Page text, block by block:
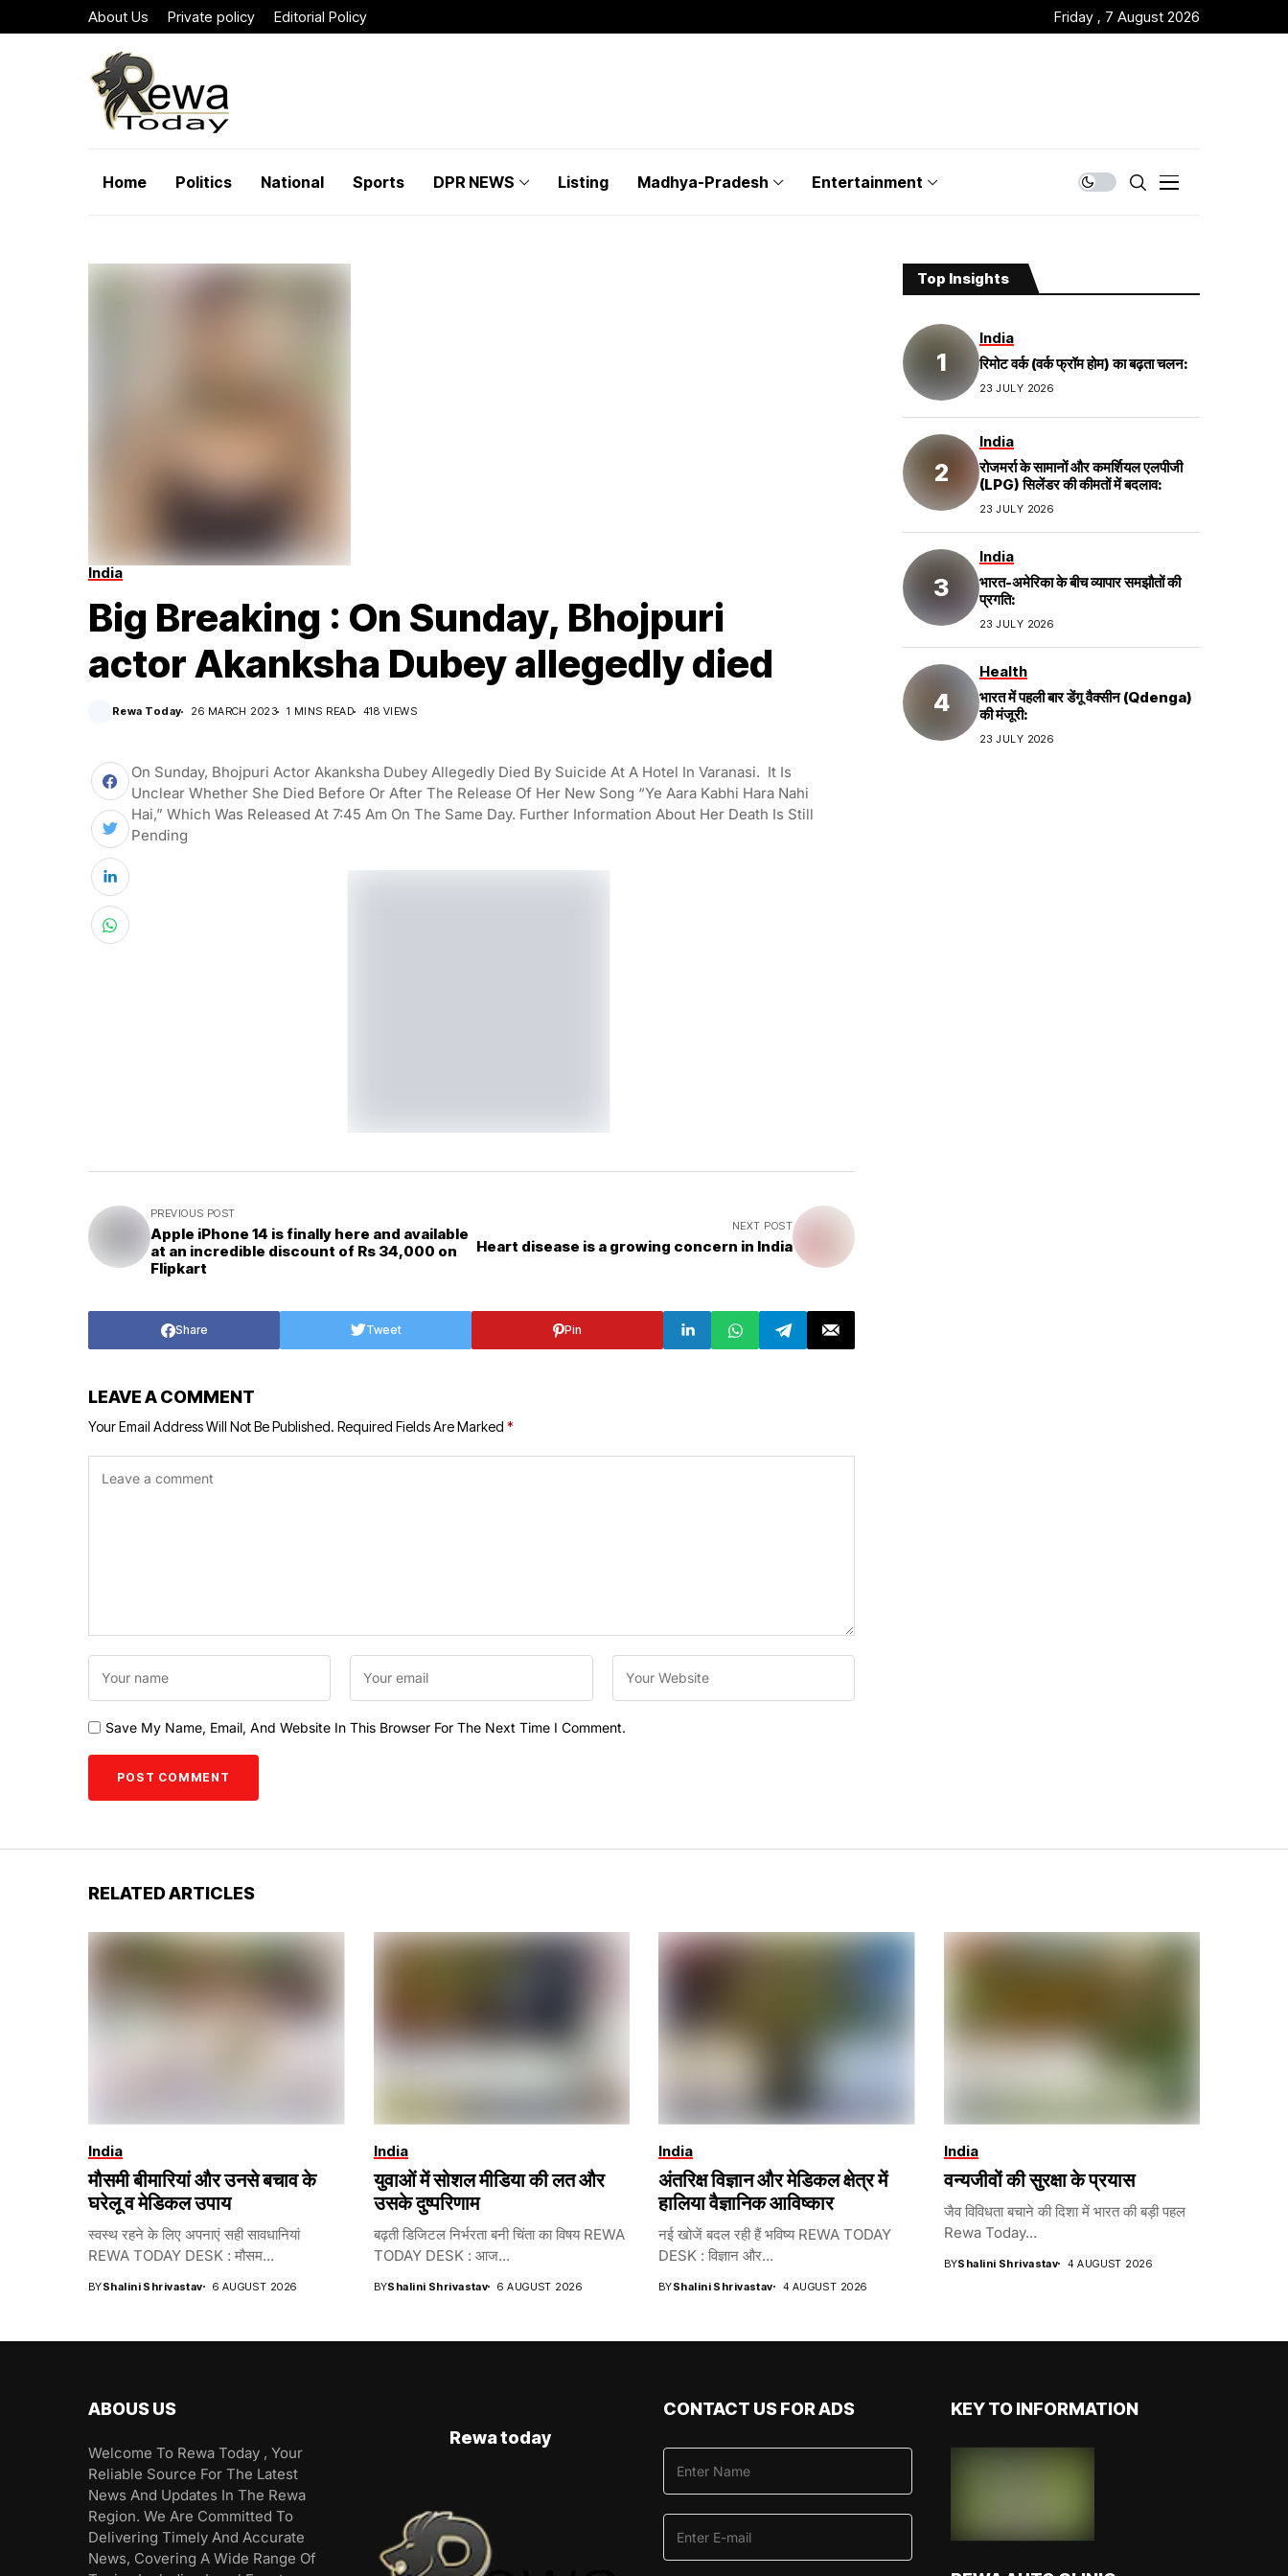
About Us Private policy Editorial Policy Friday , 7 August 2026
Home Politics National Sports DPR NEWS Listing Madhya-Pradesh Entertainment
India
Big Breaking : On Sunday, Bhojpuri
actor Akanksha Dubey allegedly died
Rewa Today 26 MARCH 2023 1 MINS READ 418 VIEWS
On Sunday, Bhojpuri Actor Akanksha Dubey Allegedly Died By Suicide At A Hotel In Varanasi. It Is
Unclear Whether She Died Before Or After The Release Of Her New Song “Ye Aara Kabhi Hara Nahi
Hai,” Which Was Released At 7:45 Am On The Same Day. Further Information About Her Death Is Still
Pending
PREVIOUS POST
Apple iPhone 14 is finally here and available
at an incredible discount of Rs 34,000 on
Flipkart
NEXT POST
Heart disease is a growing concern in India
Share Tweet Pin
LEAVE A COMMENT
Your Email Address Will Not Be Published. Required Fields Are Marked *
Save My Name, Email, And Website In This Browser For The Next Time I Comment.
Top Insights
India
रिमोट वर्क (वर्क फ्रॉम होम) का बढ़ता चलन:
23 JULY 2026
India
रोजमर्रा के सामानों और कमर्शियल एलपीजी
(LPG) सिलेंडर की कीमतों में बदलाव:
23 JULY 2026
India
भारत-अमेरिका के बीच व्यापार समझौतों की
प्रगति:
23 JULY 2026
Health
भारत में पहली बार डेंगू वैक्सीन (Qdenga)
की मंजूरी:
23 JULY 2026
RELATED ARTICLES
India
मौसमी बीमारियां और उनसे बचाव के
घरेलू व मेडिकल उपाय
स्वस्थ रहने के लिए अपनाएं सही सावधानियां
REWA TODAY DESK : मौसम...
BYShalini Shrivastav 6 AUGUST 2026
India
युवाओं में सोशल मीडिया की लत और
उसके दुष्परिणाम
बढ़ती डिजिटल निर्भरता बनी चिंता का विषय REWA
TODAY DESK : आज...
BYShalini Shrivastav 6 AUGUST 2026
India
अंतरिक्ष विज्ञान और मेडिकल क्षेत्र में
हालिया वैज्ञानिक आविष्कार
नई खोजें बदल रही हैं भविष्य REWA TODAY
DESK : विज्ञान और...
BYShalini Shrivastav 4 AUGUST 2026
India
वन्यजीवों की सुरक्षा के प्रयास
जैव विविधता बचाने की दिशा में भारत की बड़ी पहल
Rewa Today...
BYShalini Shrivastav 4 AUGUST 2026
ABOUS US
Welcome To Rewa Today , Your
Reliable Source For The Latest
News And Updates In The Rewa
Region. We Are Committed To
Delivering Timely And Accurate
News, Covering A Wide Range Of
Rewa today
CONTACT US FOR ADS KEY TO INFORMATION